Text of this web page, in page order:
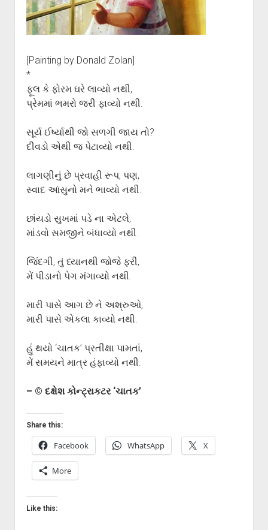
menu
ગુજરાતી સાહિત્ય-જગત
આપના પ્રતિભાવો
આપની રચનાઓ
[Painting by Donald Zolan]
*
ફૂલ કે ફોરમ ઘરે લાવ્યો નથી,
પ્રેમમાં ભમરો જરી ફાવ્યો નથી.
સૂર્ય ઈર્ષ્યાથી જો સળગી જાય તો?
દીવડો એથી જ પેટાવ્યો નથી.
લાગણીનું છે પ્રવાહી રૂપ, પણ,
સ્વાદ આંસુનો મને ભાવ્યો નથી.
છાંયડો સુખમાં પડે ના એટલે,
માંડવો સમજીને બંધાવ્યો નથી.
જિંદગી, તું ધ્યાનથી જોજે ફરી,
મેં પીડાનો પેગ મંગાવ્યો નથી.
મારી પાસે આગ છે ને અશ્રુઓ,
મારી પાસે એકલા કાવ્યો નથી.
હું થયો ‘ચાતક’ પ્રતીક્ષા પામતાં,
મેં સમયને માત્ર હંફાવ્યો નથી.
– © દક્ષેશ કોન્ટ્રાકટર ‘ચાતક’
Share this:
Facebook WhatsApp X
More
Like this: